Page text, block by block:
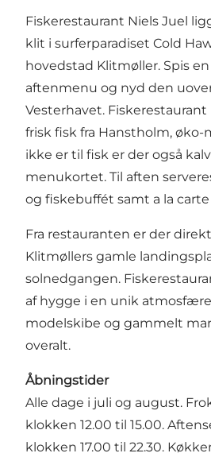
Fiskerestaurant Niels Juel
klit i surferparadiset Cold
hovedstad Klitmøller. Spis
aftenmenu og nyd den
Vesterhavet. Fiskerestaurant
frisk fisk fra Hanstholm, øko-
ikke er til fisk er der også
menukortet. Til aften
og fiskebuffét samt a la
Fra restauranten er der
Klitmøllers gamle
solnedgangen.
af hygge i en unik
modelskibe og gammelt
overalt.
Åbningstider
Alle dage i juli og august.
klokken 12.00 til 15.00.
klokken 17.00 til 22.30.